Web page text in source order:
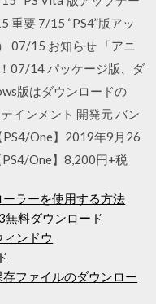
重要 7/15 “PS4”版アッ
07/15 お知らせ 「アニ
07/14 パッケージ版、ダ
版はダウンロードの
インメント 開発元 バン
PS4/One】2019年9月26
One】8,200円+税
ラーを使用する方法
無料ダウンロード
ンドウ
ファイルのダウンロー